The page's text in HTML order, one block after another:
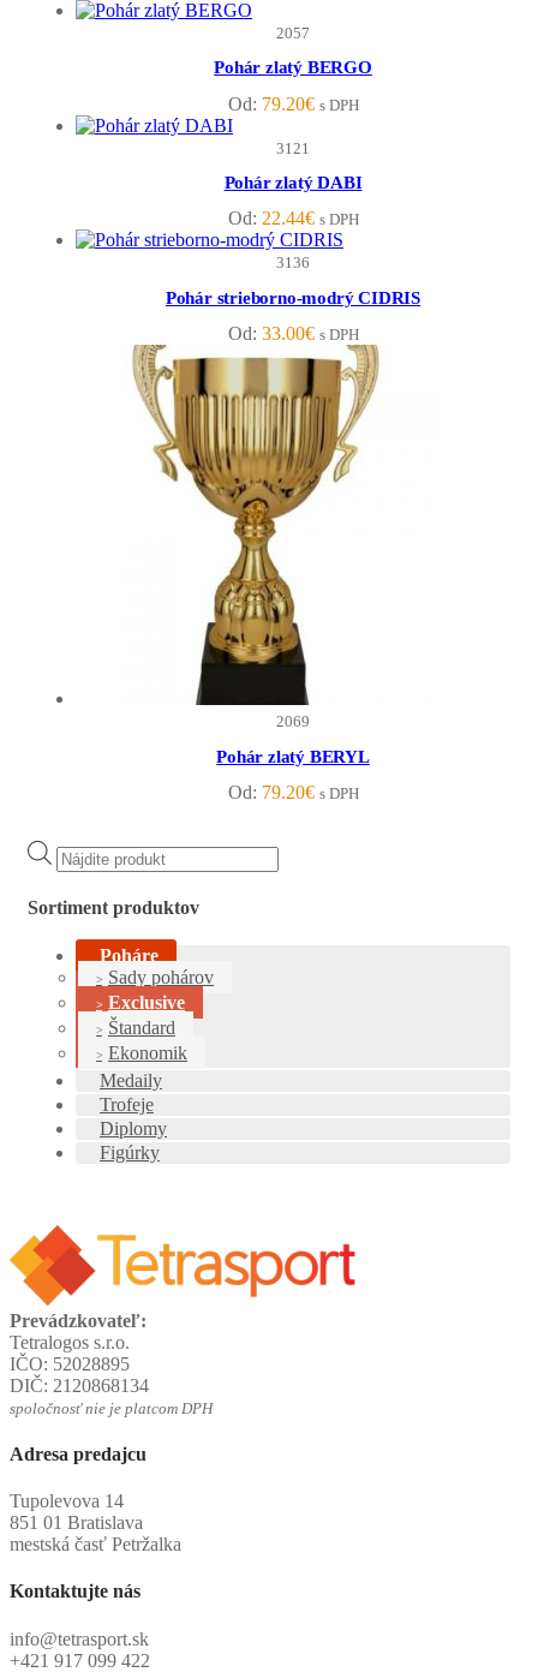
2057
Pohár zlatý BERGO
Od: 79.20€ s DPH
3121
Pohár zlatý DABI
Od: 22.44€ s DPH
3136
Pohár strieborno-modrý CIDRIS
Od: 33.00€ s DPH
2069
Pohár zlatý BERYL
Od: 79.20€ s DPH
Products
search
Sortiment produktov
Poháre
Sady pohárov
Exclusive
Štandard
Ekonomik
Medaily
Trofeje
Diplomy
Figúrky
Prevádzkovateľ:
Tetralogos s.r.o.
IČO: 52028895
DIČ: 2120868134
spoločnosť nie je platcom DPH
Adresa predajcu
Tupolevova 14
851 01 Bratislava
mestská časť Petržalka
Kontaktujte nás
info@tetrasport.sk
+421 917 099 422